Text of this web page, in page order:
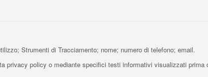
Strumenti di Tracciamento; nome; numero di telefono; email.
privacy policy o mediante specifici testi informativi visualizzati prima